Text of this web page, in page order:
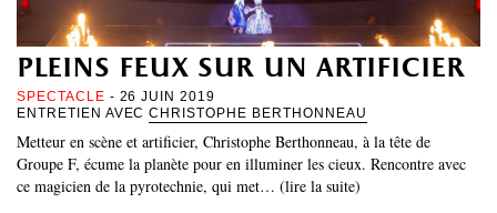
pleins feux sur un artificier
SPECTACLE - 26 JUIN 2019
ENTRETIEN AVECCHRISTOPHE BERTHONNEAU
Metteur en scène et artificier, Christophe Berthonneau, à la tête de
Groupe F, écume la planète pour en illuminer les cieux. Rencontre avec
ce magicien de la pyrotechnie, qui met… (lire la suite)